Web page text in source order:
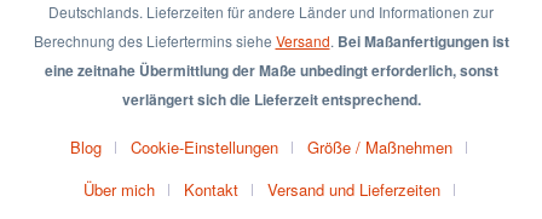
Deutschlands. Lieferzeiten für andere Länder und Informationen zur
Berechnung des Liefertermins siehe Versand. Bei Maßanfertigungen ist
eine zeitnahe Übermittlung der Maße unbedingt erforderlich, sonst
verlängert sich die Lieferzeit entsprechend.
Blog Cookie-Einstellungen
Größe / Maßnehmen
Über mich
Kontakt
Versand und Lieferzeiten